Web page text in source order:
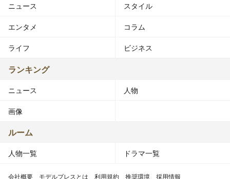
ニュース スタイル
エンタメ コラム
ライフ ビジネス
ランキング
ニュース 人物
画像
ルーム
人物一覧 ドラマ一覧
会社概要 モデルプレスとは 利用規約 推奨環境 採用情報